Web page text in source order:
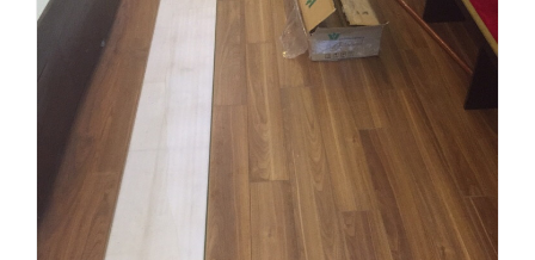
NƯỚC
GIÁ